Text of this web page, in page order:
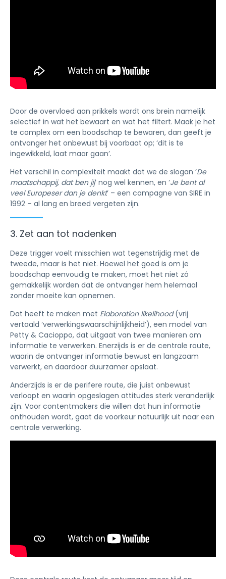
Door de overvloed aan prikkels wordt ons brein namelijk
selectief in wat het bewaart en wat het filtert. Maak je het
te complex om een boodschap te bewaren, dan geeft je
ontvanger het onbewust bij voorbaat op; ‘dit is te
ingewikkeld, laat maar gaan’.
Het verschil in complexiteit maakt dat we de slogan ‘De
maatschappij, dat ben jij’ nog wel kennen, en ‘Je bent al
veel Europeser dan je denkt’ – een campagne van SIRE in
1992 – al lang en breed vergeten zijn.
3. Zet aan tot nadenken
Deze trigger voelt misschien wat tegenstrijdig met de
tweede, maar is het niet. Hoewel het goed is om je
boodschap eenvoudig te maken, moet het niet zó
gemakkelijk worden dat de ontvanger hem helemaal
zonder moeite kan opnemen.
Dat heeft te maken met Elaboration likelihood(vrij
vertaald ‘verwerkingswaarschijnlijkheid’), een model van
Petty & Cacioppo, dat uitgaat van twee manieren om
informatie te verwerken. Enerzijds is er de centrale route,
waarin de ontvanger informatie bewust en langzaam
verwerkt, en daardoor duurzamer opslaat.
Anderzijds is er de perifere route, die juist onbewust
verloopt en waarin opgeslagen attitudes sterk veranderlijk
zijn. Voor contentmakers die willen dat hun informatie
onthouden wordt, gaat de voorkeur natuurlijk uit naar een
centrale verwerking.